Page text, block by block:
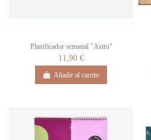
Planificador semanal "Astro"
11,90 €
Añadir al carrito